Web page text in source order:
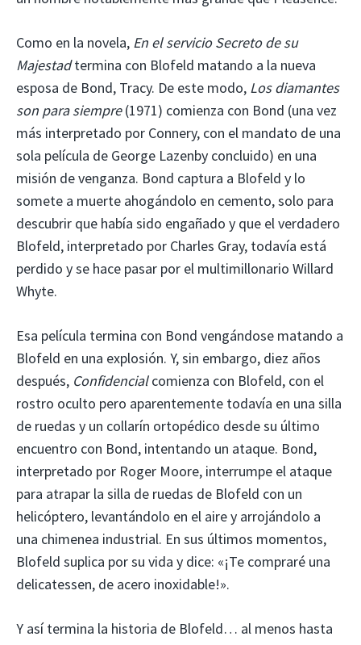
Como en la novela, En el servicio Secreto de su
Majestadtermina con Blofeld matando a la nueva
esposa de Bond, Tracy. De este modo, Los diamantes
son para siempre(1971) comienza con Bond (una vez
más interpretado por Connery, con el mandato de una
sola película de George Lazenby concluido) en una
misión de venganza. Bond captura a Blofeld y lo
somete a muerte ahogándolo en cemento, solo para
descubrir que había sido engañado y que el verdadero
Blofeld, interpretado por Charles Gray, todavía está
perdido y se hace pasar por el multimillonario Willard
Whyte.
Esa película termina con Bond vengándose matando a
Blofeld en una explosión. Y, sin embargo, diez años
después, Confidencialcomienza con Blofeld, con el
rostro oculto pero aparentemente todavía en una silla
de ruedas y un collarín ortopédico desde su último
encuentro con Bond, intentando un ataque. Bond,
interpretado por Roger Moore, interrumpe el ataque
para atrapar la silla de ruedas de Blofeld con un
helicóptero, levantándolo en el aire y arrojándolo a
una chimenea industrial. En sus últimos momentos,
Blofeld suplica por su vida y dice: «¡Te compraré una
delicatessen, de acero inoxidable!».
Y así termina la historia de Blofeld… al menos hasta